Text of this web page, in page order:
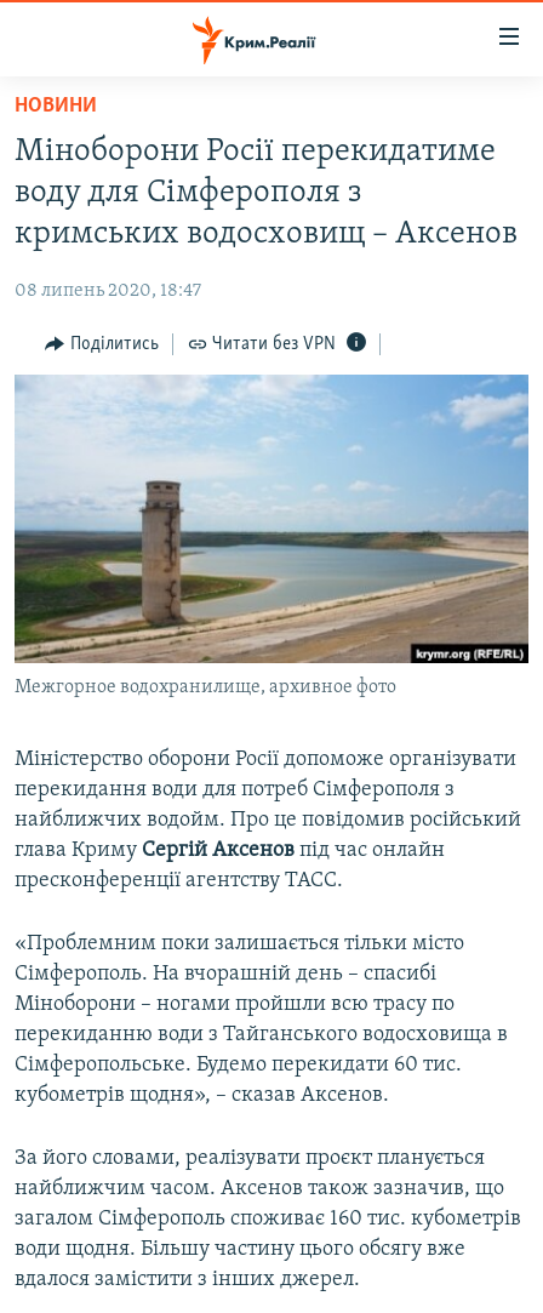
Перейти
основного
матеріалу
Перейти
до
основної
Перейти
до
пошуку
НОВИНИ
ВОДА.КРИМ
ВІДЕО ТА ФОТО
БЛОГИ
ПОГЛЯД
ІНТЕРВ'Ю
СПЕЦПРОЕКТИ
ДЕПОРТАЦІЯ
ВІДЕОУРОКИ «ELIFBE»
СВІДЧЕННЯ ОКУПАЦІЇ
УКРАЇНСЬКА ПРОБЛЕМА КРИМУ
ІНФОГРАФІКА
ЯК ОБІЙТИ БЛОКУВАННЯ
Русский
Qırımtatar
ДОЛУЧАЙСЯ!
Усі сайти RFE/RL
НОВИНИ
Міноборони Росії перекидатиме
воду для Сімферополя з
кримських водосховищ – Аксенов
08 липень 2020, 18:47
Поділитись Читати без VPN
Межгорное водохранилище, архивное фото
Міністерство оборони Росії допоможе організувати
перекидання води для потреб Сімферополя з
найближчих водойм. Про це повідомив російський
глава Криму Сергій Аксенов під час онлайн
пресконференції агентству ТАСС.
«Проблемним поки залишається тільки місто
Сімферополь. На вчорашній день – спасибі
Міноборони – ногами пройшли всю трасу по
перекиданню води з Тайганського водосховища в
Сімферопольське. Будемо перекидати 60 тис.
кубометрів щодня», – сказав Аксенов.
За його словами, реалізувати проєкт планується
найближчим часом. Аксенов також зазначив, що
загалом Сімферополь споживає 160 тис. кубометрів
води щодня. Більшу частину цього обсягу вже
вдалося замістити з інших джерел.